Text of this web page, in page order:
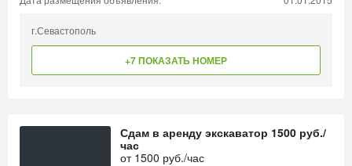
г.Севастополь
+7 ПОКАЗАТЬ НОМЕР
Сдам в аренду экскаватор 1500 руб./
час
от 1500 руб./час